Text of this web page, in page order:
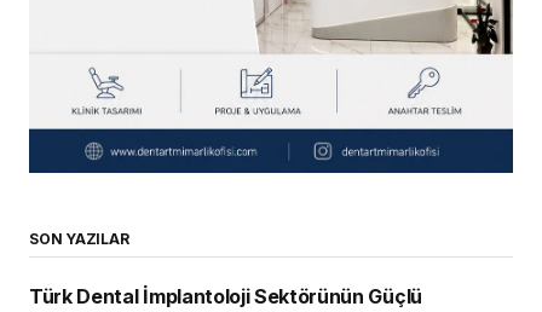
SON YAZILAR
Türk Dental İmplantoloji Sektörünün Güçlü